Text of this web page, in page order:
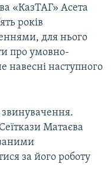
«КазТАГ» Асета
років
для нього
про умовно-
навесні наступного
звинувачення.
Матаєва
за його роботу